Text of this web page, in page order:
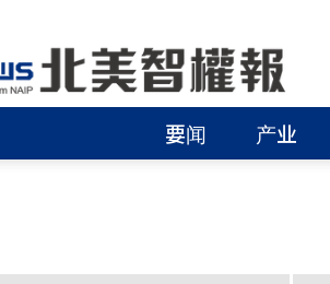
北
美
智
權
│
│
要闻 产业